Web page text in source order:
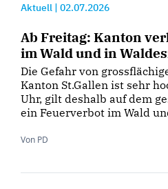
Aktuell | 02.07.2026
Ab Freitag: Kanton
im Wald und in
Die Gefahr von
Kanton St.Gallen ist sehr
Uhr, gilt deshalb auf dem
ein Feuerverbot im Wald
Von PD